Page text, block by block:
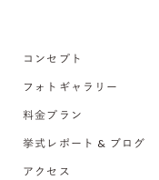
コンセプト
フォトギャラリー
料金プラン
挙式レポート & ブログ
アクセス